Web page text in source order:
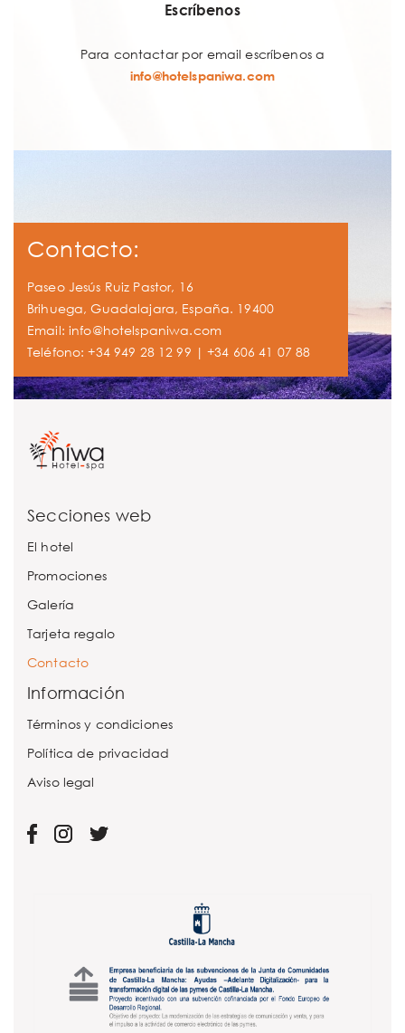
Escríbenos
Para contactar por email escríbenos a
info@hotelspaniwa.com
Contacto:
Paseo Jesús Ruiz Pastor, 16
Brihuega, Guadalajara, España. 19400
Email: info@hotelspaniwa.com
Teléfono:+34 949 28 12 99 |+34 606 41 07 88
Secciones web
El hotel
Promociones
Galería
Tarjeta regalo
Contacto
Información
Términos y condiciones
Política de privacidad
Aviso legal